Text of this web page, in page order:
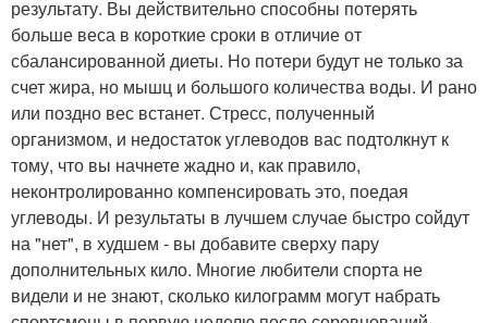
результату. Вы действительно способны потерять
больше веса в короткие сроки в отличие от
сбалансированной диеты. Но потери будут не только за
счет жира, но мышц и большого количества воды. И рано
или поздно вес встанет. Стресс, полученный
организмом, и недостаток углеводов вас подтолкнут к
тому, что вы начнете жадно и, как правило,
неконтролированно компенсировать это, поедая
углеводы. И результаты в лучшем случае быстро сойдут
на "нет", в худшем - вы добавите сверху пару
дополнительных кило. Многие любители спорта не
видели и не знают, сколько килограмм могут набрать